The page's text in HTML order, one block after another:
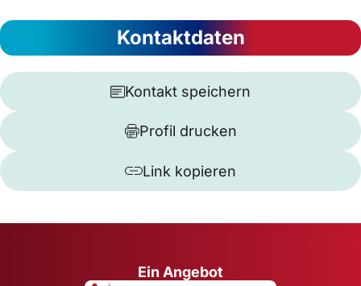
Kontaktdaten
Kontakt speichern
Profil drucken
Link kopieren
Ein Angebot